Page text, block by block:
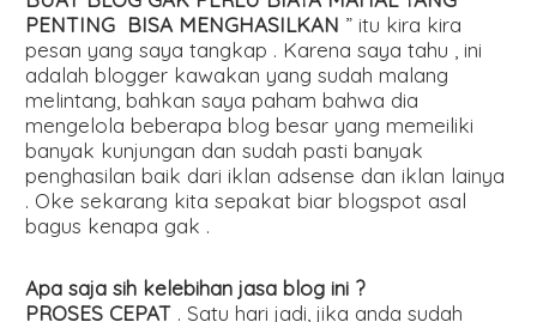
PENTING BISA MENGHASILKAN ” itu kira kira
pesan yang saya tangkap . Karena saya tahu , ini
adalah blogger kawakan yang sudah malang
melintang, bahkan saya paham bahwa dia
mengelola beberapa blog besar yang memeiliki
banyak kunjungan dan sudah pasti banyak
penghasilan baik dari iklan adsense dan iklan lainya
. Oke sekarang kita sepakat biar blogspot asal
bagus kenapa gak .
Apa saja sih kelebihan jasa blog ini ?
PROSES CEPAT . Satu hari jadi, jika anda sudah